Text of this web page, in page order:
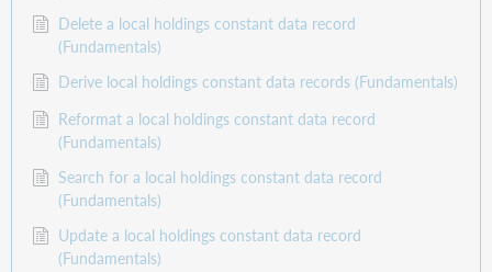
Delete a local holdings constant data record
(Fundamentals)
Derive local holdings constant data records (Fundamentals)
Reformat a local holdings constant data record
(Fundamentals)
Search for a local holdings constant data record
(Fundamentals)
Update a local holdings constant data record
(Fundamentals)